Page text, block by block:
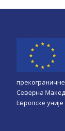
Северна
Европске уније